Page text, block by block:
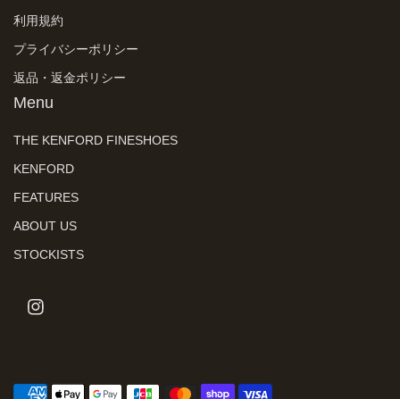
利用規約
プライバシーポリシー
返品・返金ポリシー
Menu
THE KENFORD FINESHOES
KENFORD
FEATURES
ABOUT US
STOCKISTS